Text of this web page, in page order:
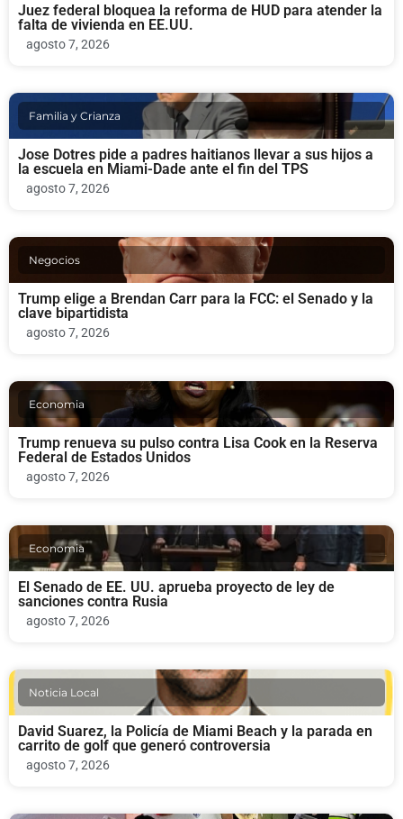
Juez federal bloquea la reforma de HUD para atender la
falta de vivienda en EE.UU.
agosto 7, 2026
Familia y Crianza
Jose Dotres pide a padres haitianos llevar a sus hijos a
la escuela en Miami-Dade ante el fin del TPS
agosto 7, 2026
Negocios
Trump elige a Brendan Carr para la FCC: el Senado y la
clave bipartidista
agosto 7, 2026
Economia
Trump renueva su pulso contra Lisa Cook en la Reserva
Federal de Estados Unidos
agosto 7, 2026
Economia
El Senado de EE. UU. aprueba proyecto de ley de
sanciones contra Rusia
agosto 7, 2026
Noticia Local
David Suarez, la Policía de Miami Beach y la parada en
carrito de golf que generó controversia
agosto 7, 2026